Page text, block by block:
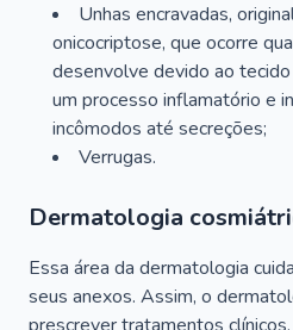
Unhas encravadas,
onicocriptose, que ocorre
desenvolve devido ao
um processo inflamatório e
incômodos até secreções;
Verrugas.
Dermatologia
Essa área da dermatologia
seus anexos. Assim, o